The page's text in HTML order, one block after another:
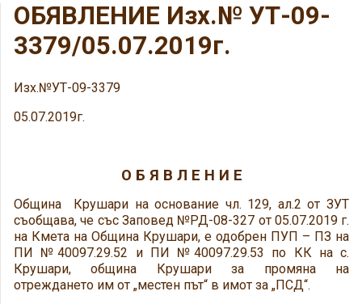
ОБЯВЛЕНИЕ Изх.№ УТ-09-
3379/05.07.2019г.
Изх.№УТ-09-3379
05.07.2019г.
О Б Я В Л Е Н И Е
Община Крушари на основание чл. 129, ал.2 от ЗУТ
съобщава, че със Заповед №РД-08-327 от 05.07.2019 г.
на Кмета на Община Крушари, е одобрен ПУП – ПЗ на
ПИ №40097.29.52 и ПИ №40097.29.53 по КК на с.
Крушари, община Крушари за промяна на
отреждането им от „местен път“ в имот за „ПСД“.